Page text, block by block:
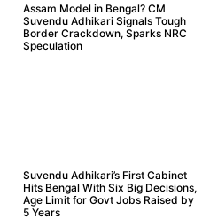
Assam Model in Bengal? CM
Suvendu Adhikari Signals Tough
Border Crackdown, Sparks NRC
Speculation
Suvendu Adhikari’s First Cabinet
Hits Bengal With Six Big Decisions,
Age Limit for Govt Jobs Raised by
5 Years